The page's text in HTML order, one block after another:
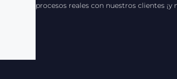
procesos reales con nuestros clientes ¡y